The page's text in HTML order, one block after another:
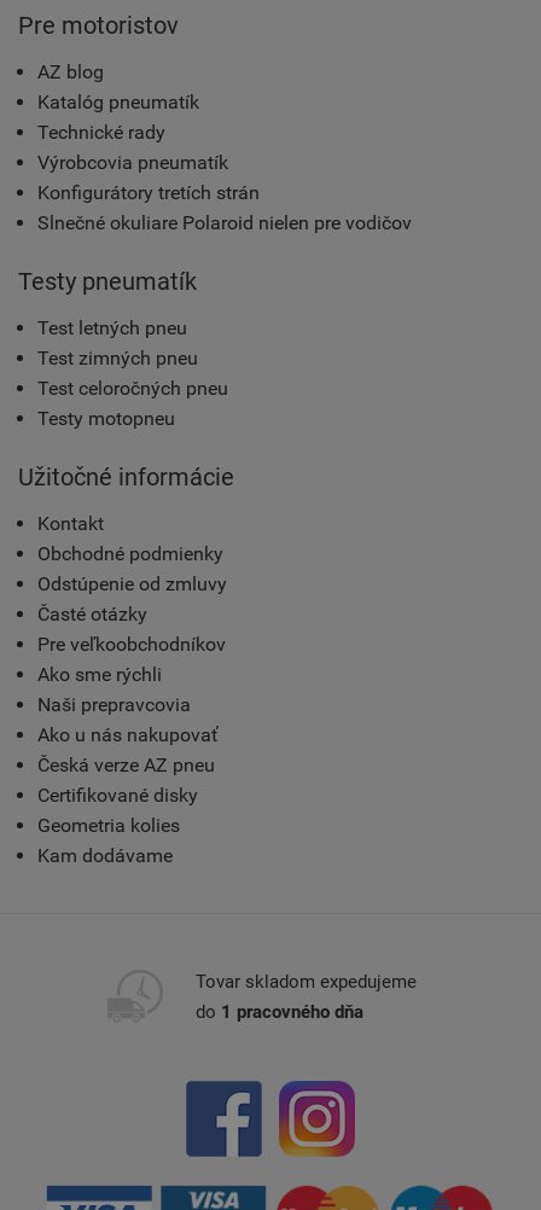
Pre motoristov
AZ blog
Katalóg pneumatík
Technické rady
Výrobcovia pneumatík
Konfigurátory tretích strán
Slnečné okuliare Polaroid nielen pre vodičov
Testy pneumatík
Test letných pneu
Test zimných pneu
Test celoročných pneu
Testy motopneu
Užitočné informácie
Kontakt
Obchodné podmienky
Odstúpenie od zmluvy
Časté otázky
Pre veľkoobchodníkov
Ako sme rýchli
Naši prepravcovia
Ako u nás nakupovať
Česká verze AZ pneu
Certifikované disky
Geometria kolies
Kam dodávame
Tovar skladom expedujeme
do 1 pracovného dňa